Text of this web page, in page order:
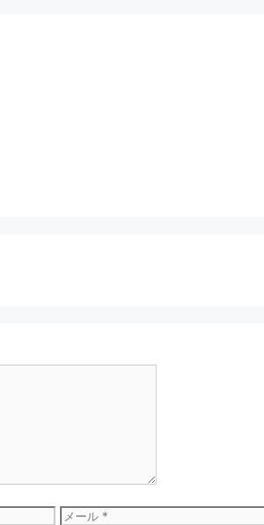
メ